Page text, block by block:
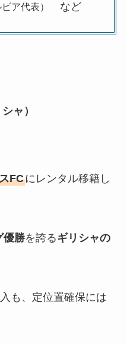
ア代表） など
ャ）
FCにレンタル移籍し
優勝を誇るギリシャの
も、定位置確保には